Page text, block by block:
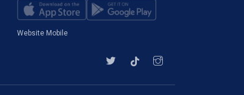
Website Mobile